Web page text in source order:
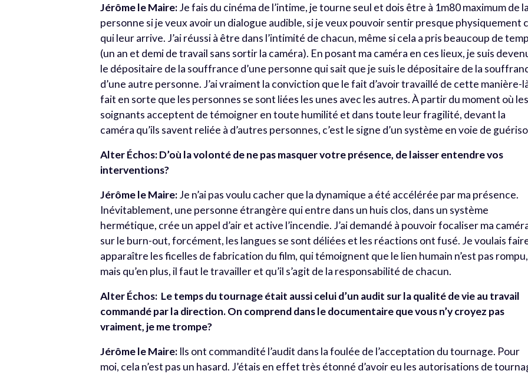
Jérôme le Maire:Je fais du cinéma de l’intime, je tourne seul et dois être à 1m80 maximum de la
personne si je veux avoir un dialogue audible, si je veux pouvoir sentir presque physiquement
qui leur arrive. J’ai réussi à être dans l’intimité de chacun, même si cela a pris beaucoup de
(un an et demi de travail sans sortir la caméra). En posant ma caméra en ces lieux, je suis
le dépositaire de la souffrance d’une personne qui sait que je suis le dépositaire de la
d’une autre personne. J’ai vraiment la conviction que le fait d’avoir travaillé de cette manière-
fait en sorte que les personnes se sont liées les unes avec les autres. À partir du moment où les
soignants acceptent de témoigner en toute humilité et dans toute leur fragilité, devant la
caméra qu’ils savent reliée à d’autres personnes, c’est le signe d’un système en voie de
Alter Échos: D’où la volonté de ne pas masquer votre présence, de laisser entendre vos
interventions?
Jérôme le Maire:Je n’ai pas voulu cacher que la dynamique a été accélérée par ma présence.
Inévitablement, une personne étrangère qui entre dans un huis clos, dans un système
hermétique, crée un appel d’air et active l’incendie. J’ai demandé à pouvoir focaliser ma
sur le burn-out, forcément, les langues se sont déliées et les réactions ont fusé. Je voulais
apparaître les ficelles de fabrication du film, qui témoignent que le lien humain n’est pas rompu,
mais qu’en plus, il faut le travailler et qu’il s’agit de la responsabilité de chacun.
Alter Échos: Le temps du tournage était aussi celui d’un audit sur la qualité de vie au travail
commandé par la direction. On comprend dans le documentaire que vous n’y croyez pas
vraiment, je me trompe?
Jérôme le Maire: Ils ont commandité l’audit dans la foulée de l’acceptation du tournage. Pour
moi, cela n’est pas un hasard. J’étais en effet très étonné d’avoir eu les autorisations de